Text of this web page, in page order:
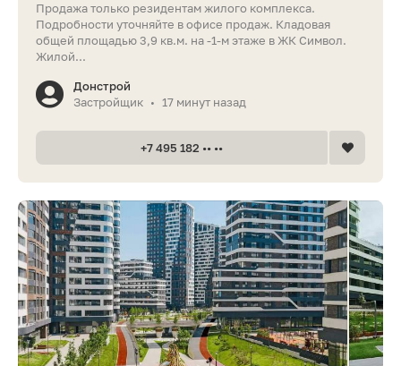
Продажа только резидентам жилого комплекса.
Подробности уточняйте в офисе продаж. Кладовая
общей площадью 3,9 кв.м. на -1-м этаже в ЖК Символ.
Жилой...
Донстрой
Застройщик • 17 минут назад
+7 495 182 •• ••